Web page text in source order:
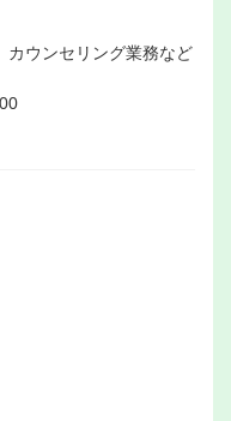
カウンセリング業務など